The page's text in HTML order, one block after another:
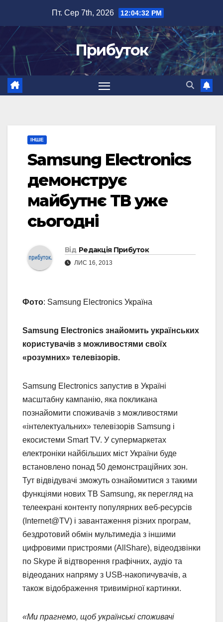
вмісту
Пт. Сер 7th, 2026 12:04:33 PM
Прибуток
ІНШЕ
Samsung Electronics
демонструє
майбутнє ТВ уже
сьогодні
Від Редакція Прибуток
ЛИС 16, 2013
Фото: Samsung Electronics Україна
Samsung Electronics знайомить українських
користувачів з можливостями своїх
«розумних» телевізорів.
Samsung Electronics запустив в Україні
масштабну кампанію, яка покликана
познайомити споживачів з можливостями
«інтелектуальних» телевізорів Samsung і
екосистеми Smart TV. У супермаркетах
електроніки найбільших міст України буде
встановлено понад 50 демонстраційних зон.
Тут відвідувачі зможуть ознайомитися з такими
функціями нових ТВ Samsung, як перегляд на
телеекрані контенту популярних веб-ресурсів
(Internet@TV) і завантаження різних програм,
бездротовий обмін мультимедіа з іншими
цифровими пристроями (AllShare), відеодзвінки
по Skype й відтворення графічних, аудіо та
відеоданих напряму з USB-накопичувачів, а
також відображення тривимірної картинки.
«Ми прагнемо, щоб українські споживачі